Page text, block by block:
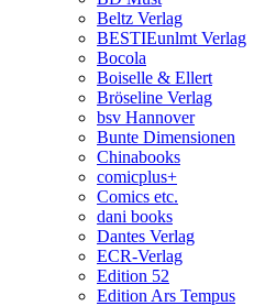
Beltz Verlag
BESTIEunlmt Verlag
Bocola
Boiselle & Ellert
Bröseline Verlag
bsv Hannover
Bunte Dimensionen
Chinabooks
comicplus+
Comics etc.
dani books
Dantes Verlag
ECR-Verlag
Edition 52
Edition Ars Tempus